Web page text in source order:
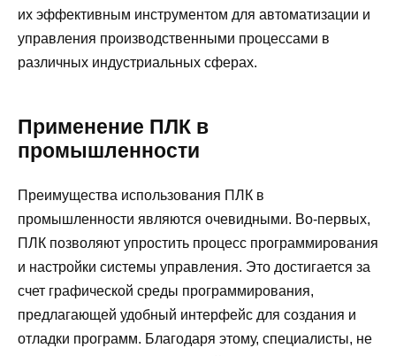
их эффективным инструментом для автоматизации и
управления производственными процессами в
различных индустриальных сферах.
Применение ПЛК в
промышленности
Преимущества использования ПЛК в
промышленности являются очевидными. Во-первых,
ПЛК позволяют упростить процесс программирования
и настройки системы управления. Это достигается за
счет графической среды программирования,
предлагающей удобный интерфейс для создания и
отладки программ. Благодаря этому, специалисты, не